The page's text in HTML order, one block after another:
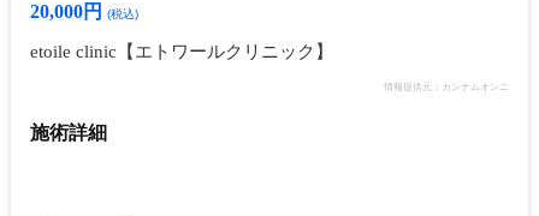
20,000円
(税込)
etoile clinic【エトワールクリニック】
情報提供元：カンナムオンニ
施術詳細